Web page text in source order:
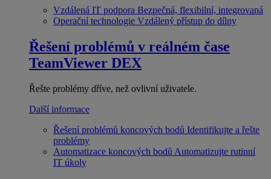
Vzdálená IT podpora Bezpečná, flexibilní, integrovaná
Operační technologie Vzdálený přístup do dílny
Řešení problémů v reálném čase
TeamViewer DEX
Řešte problémy dříve, než ovlivní uživatele.
Další informace
Řešení problémů koncových bodů Identifikujte a řešte
problémy
Automatizace koncových bodů Automatizujte rutinní
IT úkoly